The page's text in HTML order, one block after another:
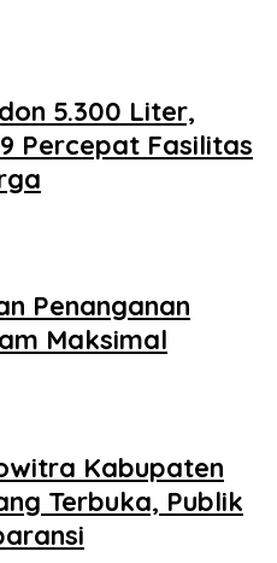
5.300 Liter,
Percepat Fasilitas
Penanganan
Maksimal
Kabupaten
Terbuka, Publik